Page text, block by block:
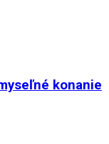
konanie